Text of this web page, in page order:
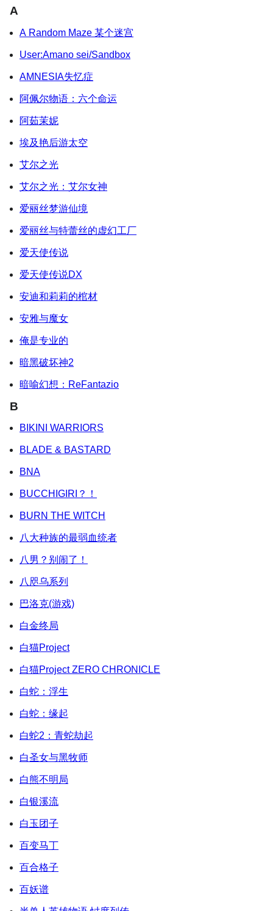
A
A Random Maze 某个迷宫
User:Amano sei/Sandbox
AMNESIA失忆症
阿佩尔物语：六个命运
阿茹茉妮
埃及艳后游太空
艾尔之光
艾尔之光：艾尔女神
爱丽丝梦游仙境
爱丽丝与特蕾丝的虚幻工厂
爱天使传说
爱天使传说DX
安迪和莉莉的棺材
安雅与魔女
俺是专业的
暗黑破坏神2
暗喻幻想：ReFantazio
B
BIKINI WARRIORS
BLADE & BASTARD
BNA
BUCCHIGIRI？！
BURN THE WITCH
八大种族的最弱血统者
八男？别闹了！
八咫乌系列
巴洛克(游戏)
白金终局
白猫Project
白猫Project ZERO CHRONICLE
白蛇：浮生
白蛇：缘起
白蛇2：青蛇劫起
白圣女与黑牧师
白熊不明局
白银溪流
白玉团子
百变马丁
百合格子
百妖谱